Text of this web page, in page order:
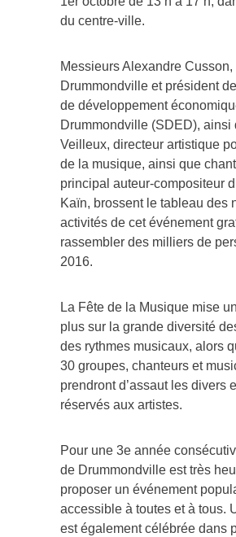
du centre-ville.
Messieurs Alexandre
Drummondville et président
de développement
Drummondville (SDED), ainsi
Veilleux, directeur artistique
de la musique, ainsi que
principal auteur-compositeur
Kaïn, brossent le tableau des
activités de cet événement
rassembler des milliers de
2016.
La Fête de la Musique mise
plus sur la grande diversité
des rythmes musicaux, alors
30 groupes, chanteurs et
prendront d’assaut les divers
réservés aux artistes.
Pour une 3e année
de Drummondville est très
proposer un événement
accessible à toutes et à tous.
est également célébrée dans